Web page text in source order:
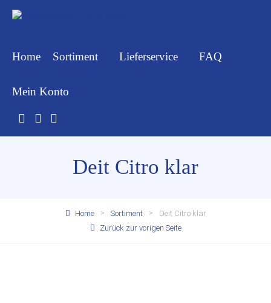
Home Sortiment Lieferservice FAQ
Mein Konto
Deit Citro klar
Home Sortiment
Deit Citro klar
Zurück zur vorigen Seite